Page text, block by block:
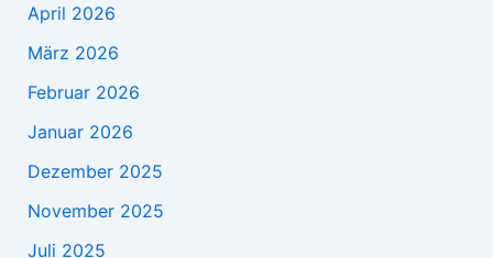
April 2026
März 2026
Februar 2026
Januar 2026
Dezember 2025
November 2025
Juli 2025